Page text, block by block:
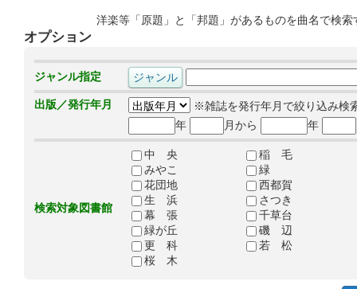
洋楽等「原題」と「邦題」があるものを曲名で検
オプション
ジャンル指定
出版／発行年月
※雑誌を発行年月で絞り込み検
年
月から 年
検索対象図書館
中 央
稲 毛
みやこ
緑
花団地
西都賀
生 浜
さつき
幕 張
千草台
緑が丘
磯 辺
更 科
若 松
桜 木